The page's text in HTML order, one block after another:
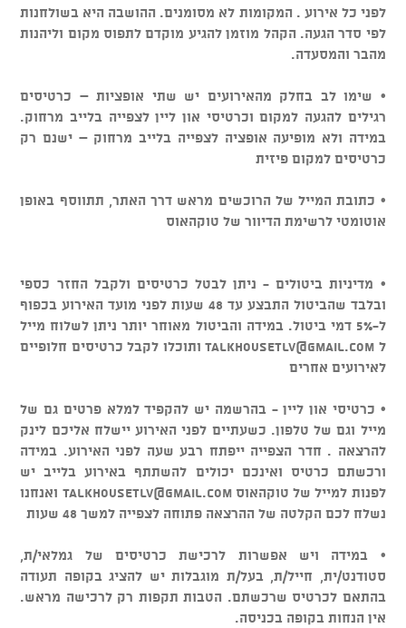
לפני כל אירוע . המקומות לא מסומנים. ההושבה היא בשולחנות
לפי סדר הגעה. הקהל מוזמן להגיע מוקדם לתפוס מקום וליהנות
מהבר והמסעדה.
• שימו לב בחלק מהאירועים יש שתי אופציות – כרטיסים
רגילים להגעה למקום וכרטיסי און ליין לצפייה בלייב מרחוק.
במידה ולא מופיעה אופציה לצפייה בלייב מרחוק – ישנם רק
כרטיסים למקום פיזית
• כתובת המייל של הרוכשים מראש דרך האתר, תתווסף באופן
אוטומטי לרשימת הדיוור של טוקהאוס
• מדיניות ביטולים - ניתן לבטל כרטיסים ולקבל החזר כספי
ובלבד שהביטול התבצע עד 48 שעות לפני מועד האירוע בכפוף
ל-5% דמי ביטול. במידה והביטול מאוחר יותר ניתן לשלוח מייל
ל talkhousetlv@gmail.comותוכלו לקבל כרטיסים חלופיים
לאירועים אחרים
• כרטיסי און ליין - בהרשמה יש להקפיד למלא פרטים גם של
מייל וגם של טלפון. כשעתיים לפני האירוע יישלח אליכם לינק
להרצאה . חדר הצפייה ייפתח רבע שעה לפני האירוע. במידה
ורכשתם כרטיס ואינכם יכולים להשתתף באירוע בלייב יש
לפנות למייל של טוקהאוסtalkhousetlv@gmail.com ואנחנו
נשלח לכם הקלטה של ההרצאה פתוחה לצפייה למשך 48 שעות
• במידה ויש אפשרות לרכישת כרטיסים של גמלאי/ת,
סטודנט/ית, חייל/ת, בעל/ת מוגבלות יש להציג בקופה תעודה
בהתאם לכרטיס שרכשתם. הטבות תקפות רק לרכישה מראש.
אין הנחות בקופה בכניסה.